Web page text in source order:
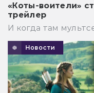
«Коты-воители»
трейлер
И когда там
Новости